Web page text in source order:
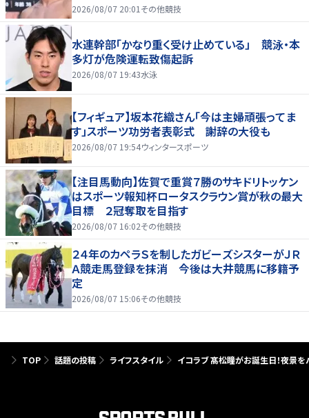
家庭を築いていきたい」
2026/08/07 20:01 その他競技
水連幹部「かなり重く受け止めている」 競泳・本
多灯が危険運転致傷起訴
2026/08/07 19:43水泳
【フィギュア】坂本花織さん「今は主婦頑張ってま
す」スポーツ功労者表彰式 謝辞の大役も
2026/08/07 19:54ウィンタースポーツ
【注目馬動向】佐賀で重賞７勝のサキドリトッケン
はスポーツ報知杯ロータスクラウン賞が秋の最大
目標 ２冠奪取を目指す
2026/08/07 16:02その他競技
２４年のカペラＳを制したガビーズシスターがＪＲ
Ａ競走馬登録を抹消 今後は大井競馬に移籍予
定
2026/08/07 15:06その他競技
TOP 話題の投稿 ライフスタイル イコラブ 髙松瞳がお誕生日！夜景